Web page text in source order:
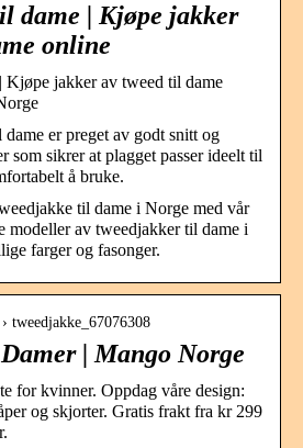
dame | Kjøpe jakker
online
Kjøpe jakker av tweed til dame
er preget av godt snitt og
som sikrer at plagget passer ideelt til
å bruke.
til dame i Norge med vår
modeller av tweedjakker til dame i
farger og fasonger.
tweedjakke_67076308
| Mango Norge
for kvinner. Oppdag våre design:
og skjorter. Gratis frakt fra kr 299